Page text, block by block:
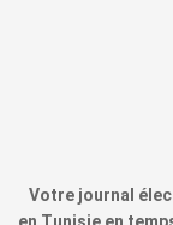
Votre journal
en Tunisie en